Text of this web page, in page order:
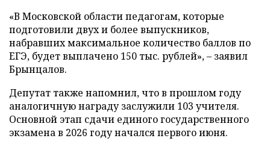
«В Московской области педагогам, которые
подготовили двух и более выпускников,
набравших максимальное количество баллов по
ЕГЭ, будет выплачено 150 тыс. рублей», – заявил
Брынцалов.
Депутат также напомнил, что в прошлом году
аналогичную награду заслужили 103 учителя.
Основной этап сдачи единого государственного
экзамена в 2026 году начался первого июня.